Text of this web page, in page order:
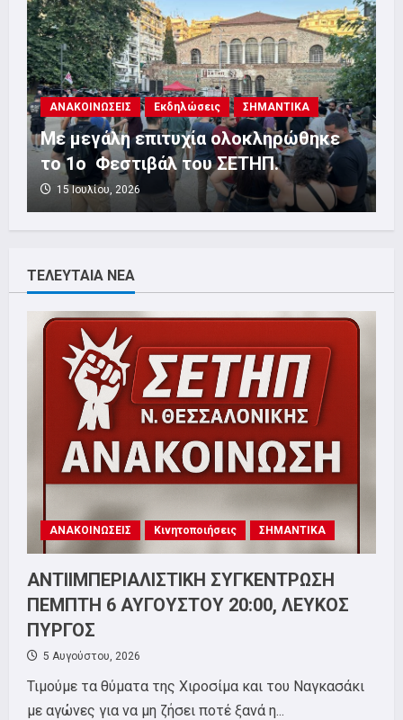
ΑΝΑΚΟΙΝΩΣΕΙΣ
Επιτροπή Πολιτισμού
ΣΗΜΑΝΤΙΚΑ
1o Φεστιβάλ ΣΕΤΗΠ: Ανακοίνωση –
κάλεσμα για την συμβολή των μελών
του σωματείου για το φεστιβάλ!
17 Ιουνίου, 2026
ΤΕΛΕΥΤΑΙΑ ΝΕΑ
ΑΝΑΚΟΙΝΩΣΕΙΣ Κινητοποιήσεις ΣΗΜΑΝΤΙΚΑ
ΑΝΤΙΙΜΠΕΡΙΑΛΙΣΤΙΚΗ ΣΥΓΚΕΝΤΡΩΣΗ
ΠΕΜΠΤΗ 6 ΑΥΓΟΥΣΤΟΥ 20:00, ΛΕΥΚΟΣ
ΠΥΡΓΟΣ
5 Αυγούστου, 2026
Τιμούμε τα θύματα της Χιροσίμα και του Ναγκασάκι
με αγώνες για να μη ζήσει ποτέ ξανά η...